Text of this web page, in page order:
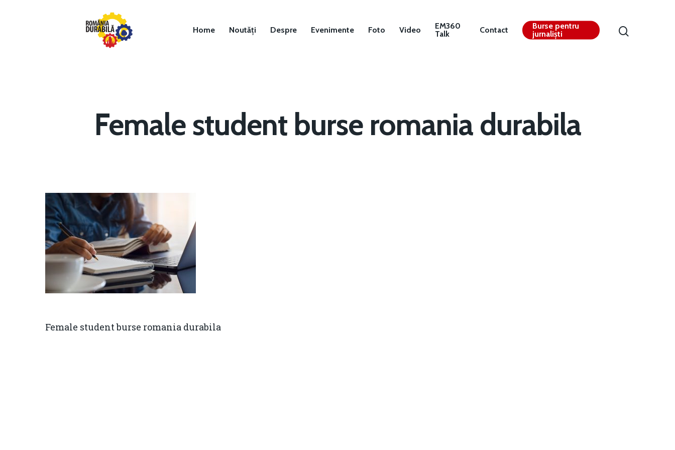
Hit enter to search or ESC to close
Home Noutăți Despre Evenimente Foto Video
EM360
Talk
Contact
Burse pentru
jurnaliști
Female student burse romania durabila
Female student burse romania durabila